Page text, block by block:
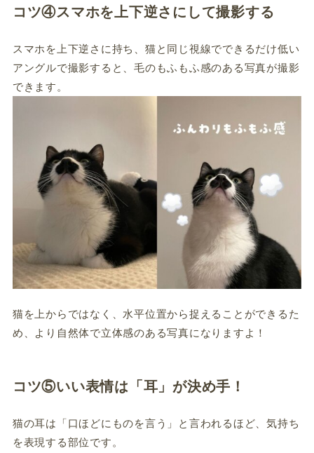
コツ④スマホを上下逆さにして撮影する
スマホを上下逆さに持ち、猫と同じ視線でできるだけ低い
アングルで撮影すると、毛のもふもふ感のある写真が撮影
できます。
猫を上からではなく、水平位置から捉えることができるた
め、より自然体で立体感のある写真になりますよ！
コツ⑤いい表情は「耳」が決め手！
猫の耳は「口ほどにものを言う」と言われるほど、気持ち
を表現する部位です。